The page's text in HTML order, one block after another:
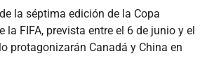
la séptima edición de la Copa
la FIFA, prevista entre el 6 de junio y el
protagonizarán Canadá y China en